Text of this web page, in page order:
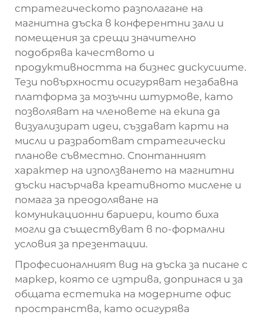
стратегическото разполагане на
магнитна дъска в конферентни зали и
помещения за срещи значително
подобрява качеството и
продуктивността на бизнес дискусиите.
Тези повърхности осигуряват незабавна
платформа за мозъчни штурмове, като
позволяват на членовете на екипа да
визуализират идеи, създават карти на
мисли и разработват стратегически
планове съвместно. Спонтанният
характер на използването на магнитни
дъски насърчава креативното мислене и
помага за преодоляване на
комуникационни бариери, които биха
могли да съществуват в по-формални
условия за презентации.
Професионалният вид на дъска за писане с
маркер, която се изтрива, допринася и за
общата естетика на модерните офис
пространства, като осигурява